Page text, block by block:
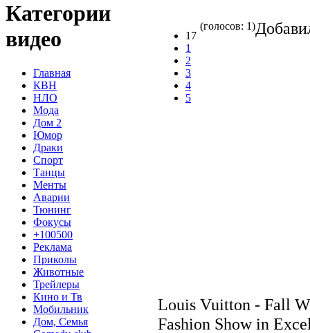
Категории
видео
Главная
КВН
НЛО
Мода
Дом 2
Юмор
Драки
Спорт
Танцы
Менты
Аварии
Тюнинг
Фокусы
+100500
Реклама
Приколы
Животные
Трейлеры
Кино и Тв
Мобильник
Дом, Семья
17
1
2
3
4
5
(голосов: 1)
Louis Vuitton - Fall
Fashion Show in